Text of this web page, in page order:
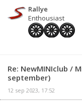
Rallye
Enthousiast
Re: NewMINIclub /
september)
12 sep 2023, 17:52